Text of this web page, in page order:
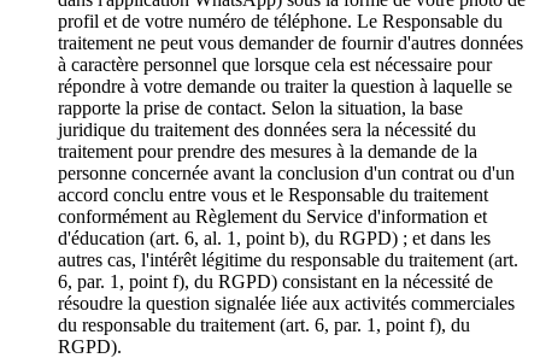
profil et de votre numéro de téléphone. Le Responsable du
traitement ne peut vous demander de fournir d'autres données
à caractère personnel que lorsque cela est nécessaire pour
répondre à votre demande ou traiter la question à laquelle se
rapporte la prise de contact. Selon la situation, la base
juridique du traitement des données sera la nécessité du
traitement pour prendre des mesures à la demande de la
personne concernée avant la conclusion d'un contrat ou d'un
accord conclu entre vous et le Responsable du traitement
conformément au Règlement du Service d'information et
d'éducation (art. 6, al. 1, point b), du RGPD) ; et dans les
autres cas, l'intérêt légitime du responsable du traitement (art.
6, par. 1, point f), du RGPD) consistant en la nécessité de
résoudre la question signalée liée aux activités commerciales
du responsable du traitement (art. 6, par. 1, point f), du
RGPD).